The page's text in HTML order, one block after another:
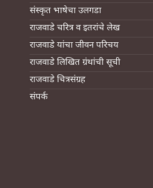
संस्कृत भाषेचा उलगडा
राजवाडे चरित्र व इतरांचे लेख
राजवाडे यांचा जीवन परिचय
राजवाडे लिखित ग्रंथांची सूची
राजवाडे चित्रसंग्रह
संपर्क